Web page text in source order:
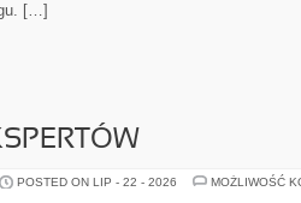
[…]
POSTED ON LIP - 22 - 2026
MOŻLIWOŚĆ